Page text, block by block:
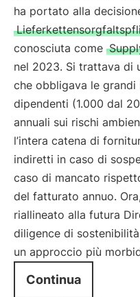
ha portato alla
conosciuta come
nel 2023. Si trattava di
che obbligava le
dipendenti (1.000 dal
annuali sui rischi
l’intera catena di
indiretti in caso di
caso di mancato
del fatturato annuo.
riallineato alla futura
diligence di
un approccio più
Continua